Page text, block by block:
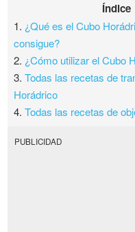
Índice
1. ¿Qué es el Cubo
consigue?
2. ¿Cómo utilizar el Cubo
3.Todas las recetas de
Horádrico
4.Todas las recetas de
PUBLICIDAD